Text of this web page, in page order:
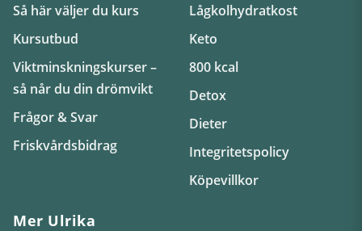
Så här väljer du kurs
Kursutbud
Viktminskningskurser –
så når du din drömvikt
Frågor & Svar
Friskvårdsbidrag
Lågkolhydratkost
Keto
800 kcal
Detox
Dieter
Integritetspolicy
Köpevillkor
Mer Ulrika